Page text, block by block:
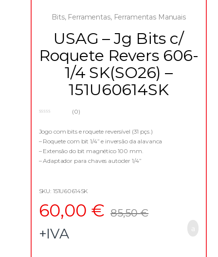
Bits, Ferramentas, Ferramentas Manuais
USAG – Jg Bits c/
Roquete Revers 606-
1/4 SK(SO26) –
151U60614SK
u
o
(0)
Jogo com bits e roquete reversível (31 pçs.)
– Roquete com bit 1/4” e inversão da alavanca
– Extensão do bit magnético 100 mm.
– Adaptador para chaves autocler 1/4”
SKU: 151U60614SK
60,00 € 85,50€
+IVA